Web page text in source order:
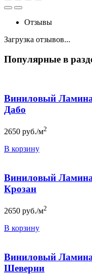
Отзывы
Загрузка отзывов...
Популярные в
Виниловый
Дабо
2650 руб./м2
В корзину
Виниловый
Крозан
2650 руб./м2
В корзину
Виниловый
Шеверни